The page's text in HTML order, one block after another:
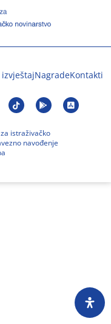
NagradeKontakti
istraživačko
navođenje